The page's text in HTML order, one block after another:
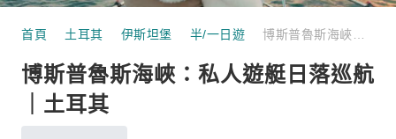
首頁 土耳其 伊斯坦堡 半/一日遊
博斯普魯斯海峽：私人遊艇日落巡航
｜土耳其